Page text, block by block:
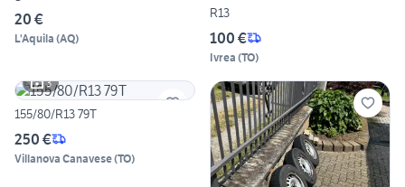
20 €
L'Aquila (AQ)
R13
100 €
Ivrea (TO)
3
155/80/R13 79T
250 €
Villanova Canavese(TO)